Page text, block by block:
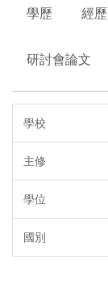
學歷 經歷
研討會論文